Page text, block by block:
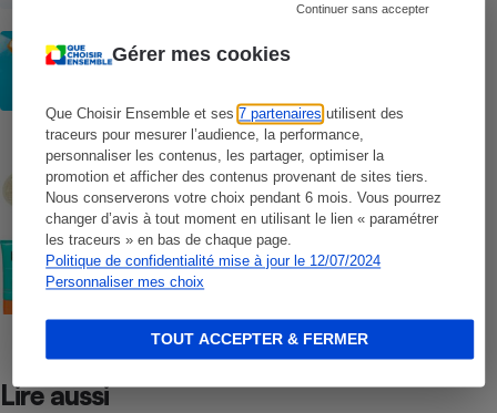
Gérer mes cookies
Que Choisir Ensemble et ses7 partenaires utilisent des
traceurs pour mesurer l’audience, la performance,
personnaliser les contenus, les partager, optimiser la
promotion et afficher des contenus provenant de sites tiers.
Nous conserverons votre choix pendant 6 mois. Vous pourrez
changer d’avis à tout moment en utilisant le lien « paramétrer
les traceurs » en bas de chaque page.
Politique de confidentialité mise à jour le 12/07/2024
Personnaliser mes choix
Continuer sans accepter
TOUT ACCEPTER & FERMER
Crèmes solaires - Les logos à la loupe
COMMENT NOUS TESTONS
Crèmes solaires - Le protocole
COMMENT NOUS TESTONS
Crèmes solaires visage - Le protocole
Lire aussi